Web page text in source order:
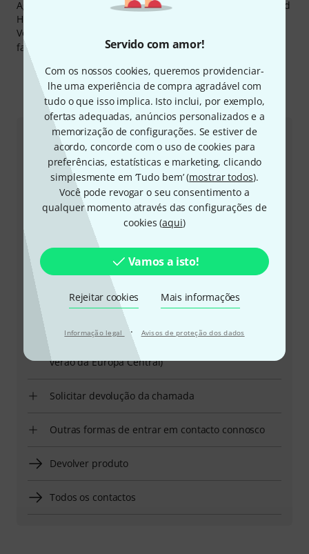
Servido com amor!
Com os nossos cookies, queremos providenciar-
lhe uma experiência de compra agradável com
tudo o que isso implica. Isto inclui, por exemplo,
ofertas adequadas, anúncios personalizados e a
memorização de configurações. Se estiver de
acordo, concorde com o uso de cookies para
preferências, estatísticas e marketing, clicando
simplesmente em ‘Tudo bem’ (mostrar todos).
Você pode revogar o seu consentimento a
qualquer momento através das configurações de
cookies (aqui)
Vamos a isto!
Rejeitar cookies Mais informações
Informação legal · Avisos de proteção dos dados
Agathodaimon, Alexander Beyrodt, Alex Gessner, Amplified
Hate, Andreas Willers, Boss Hoss e Blutgericht.
Você pode encontrar mais informações acerca do
fabricante em
http://pyramid-saiten.de
Eis como pode contactar-nos
Atendimento ao Cliente Portugal
A nossa equipa de apoio ao cliente está aqui para o
ajudar com quaisquer questões ou problemas
Ter número de cliente à mão
Horários comerciais (CEST - Horário de
verão da Europa Central)
Solicitar devolução da chamada
Outras formas de entrar em contacto connosco
Devolver produto
Todos os contactos